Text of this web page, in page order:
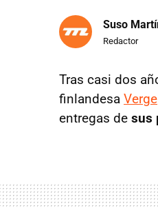
Suso
Redactor
Tras casi dos
finlandesa Verge
entregas de sus